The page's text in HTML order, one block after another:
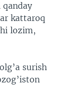
qanday
kattaroq
lozim,
surish